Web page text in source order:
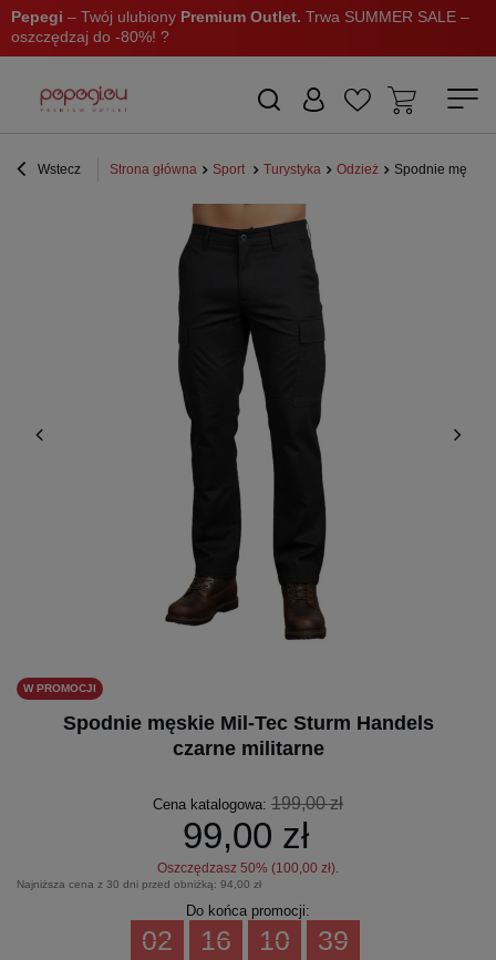
Pepegi – Twój ulubiony Premium Outlet. Trwa SUMMER SALE –
oszczędzaj do -80%! ?
Wstecz Strona główna Sport Turystyka Odzież Spodnie męskie
W PROMOCJI
Spodnie męskie Mil‑Tec Sturm Handels
czarne militarne
Cena katalogowa: 199,00 zł
99,00 zł
Oszczędzasz 50% (100,00 zł).
Najniższa cena z 30 dni przed obniżką: 94,00 zł
Do końca promocji:
02 16 10 38